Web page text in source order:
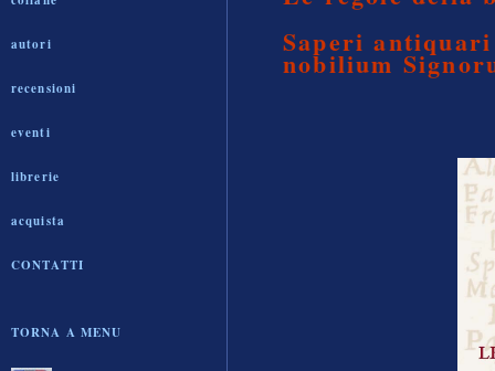
autori
recensioni
eventi
librerie
acquista
CONTATTI
TORNA A MENU
Saperi
nobilium